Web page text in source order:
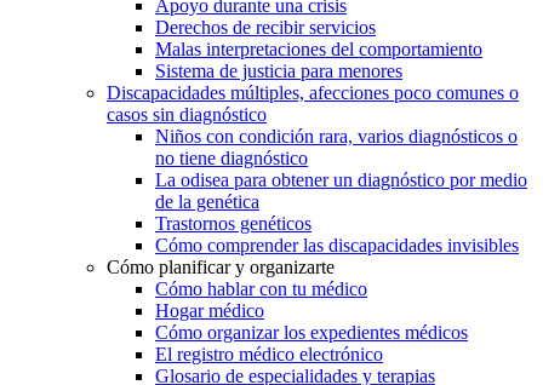
Apoyo durante una crisis
Derechos de recibir servicios
Malas interpretaciones del comportamiento
Sistema de justicia para menores
Discapacidades múltiples, afecciones poco comunes o
casos sin diagnóstico
Niños con condición rara, varios diagnósticos o
no tiene diagnóstico
La odisea para obtener un diagnóstico por medio
de la genética
Trastornos genéticos
Cómo comprender las discapacidades invisibles
Cómo planificar y organizarte
Cómo hablar con tu médico
Hogar médico
Cómo organizar los expedientes médicos
El registro médico electrónico
Glosario de especialidades y terapias